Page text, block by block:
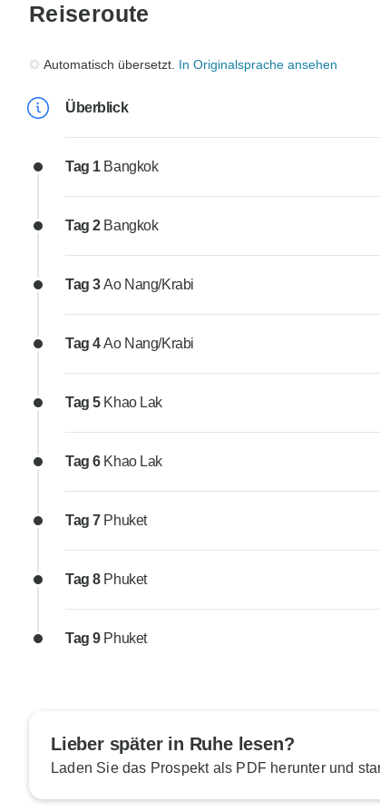
Reiseroute
Automatisch übersetzt. In Originalsprache ansehen
Überblick
Tag 1 Bangkok
Tag 2 Bangkok
Tag 3Ao Nang/Krabi
Tag 4Ao Nang/Krabi
Tag 5 Khao Lak
Tag 6 Khao Lak
Tag 7 Phuket
Tag 8 Phuket
Tag 9 Phuket
Lieber später in Ruhe lesen?
Laden Sie das Prospekt als PDF herunter und